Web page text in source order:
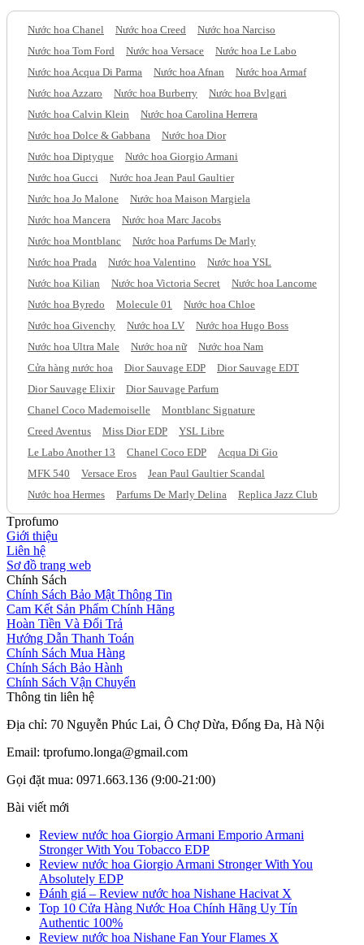
Nước hoa Chanel Nước hoa Creed
Nước hoa Narciso
Nước hoa Tom Ford
Nước hoa Versace
Nước hoa Le Labo
Nước hoa Acqua Di Parma
Nước hoa Afnan
Nước hoa Armaf
Nước hoa Azzaro
Nước hoa Burberry
Nước hoa Bvlgari
Nước hoa Calvin Klein
Nước hoa Carolina Herrera
Nước hoa Dolce & Gabbana
Nước hoa Dior
Nước hoa Diptyque
Nước hoa Giorgio Armani
Nước hoa Gucci
Nước hoa Jean Paul Gaultier
Nước hoa Jo Malone
Nước hoa Maison Margiela
Nước hoa Mancera
Nước hoa Marc Jacobs
Nước hoa Montblanc
Nước hoa Parfums De Marly
Nước hoa Prada
Nước hoa Valentino
Nước hoa YSL
Nước hoa Kilian
Nước hoa Victoria Secret
Nước hoa Lancome
Nước hoa Byredo
Molecule 01
Nước hoa Chloe
Nước hoa Givenchy
Nước hoa LV
Nước hoa Hugo Boss
Nước hoa Ultra Male
Nước hoa nữ
Nước hoa Nam
Cửa hàng nước hoa
Dior Sauvage EDP
Dior Sauvage EDT
Dior Sauvage Elixir
Dior Sauvage Parfum
Chanel Coco Mademoiselle
Montblanc Signature
Creed Aventus
Miss Dior EDP
YSL Libre
Le Labo Another 13
Chanel Coco EDP
Acqua Di Gio
MFK 540
Versace Eros
Jean Paul Gaultier Scandal
Nước hoa Hermes
Parfums De Marly Delina Replica Jazz Club
Tprofumo
Giới thiệu
Liên hệ
Sơ đồ trang web
Chính Sách
Chính Sách Bảo Mật Thông Tin
Cam Kết Sản Phẩm Chính Hãng
Hoàn Tiền Và Đổi Trả
Hướng Dẫn Thanh Toán
Chính Sách Mua Hàng
Chính Sách Bảo Hành
Chính Sách Vận Chuyển
Thông tin liên hệ
Địa chỉ: 70 Nguyễn Phúc Lai, Ô Chợ Dừa, Đống Đa, Hà Nội
Email: tprofumo.longa@gmail.com
Gọi đặt mua: 0971.663.136 (9:00-21:00)
Bài viết mới
Review nước hoa Giorgio Armani Emporio Armani
Stronger With You Tobacco EDP
Review nước hoa Giorgio Armani Stronger With You
Absolutely EDP
Đánh giá – Review nước hoa Nishane Hacivat X
Top 10 Cửa Hàng Nước Hoa Chính Hãng Uy Tín
Authentic 100%
Review nước hoa Nishane Fan Your Flames X